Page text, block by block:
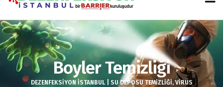
Boyler Temizliği
DEZENFEKSIYON İSTANBUL | SU DEPOSU TEMIZLIĞI, VIRÜS